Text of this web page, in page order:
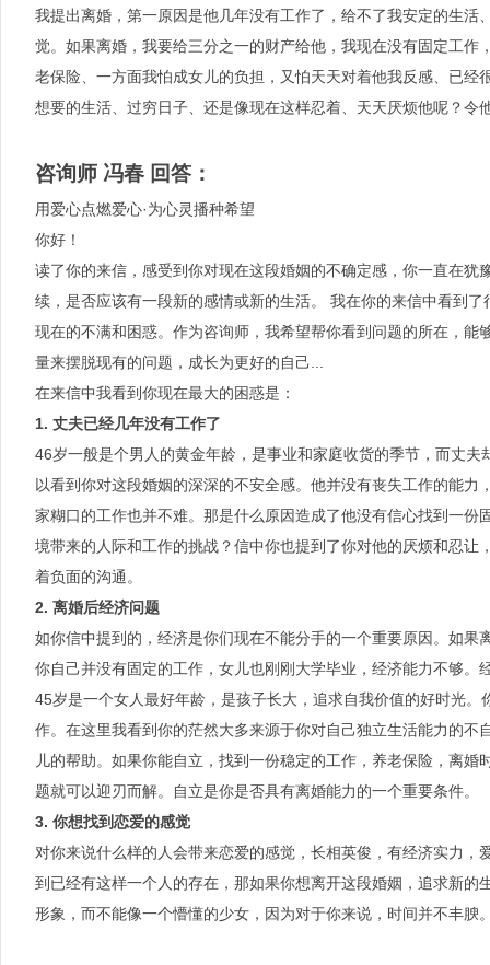
我提出离婚，第一原因是他几年没有工作了，给不了我安定的生活
觉。如果离婚，我要给三分之一的财产给他，我现在没有固定工作
老保险、一方面我怕成女儿的负担，又怕天天对着他我反感、已经
想要的生活、过穷日子、还是像现在这样忍着、天天厌烦他呢？令
咨询师 冯春 回答：
用爱心点燃爱心·为心灵播种希望
你好！
读了你的来信，感受到你对现在这段婚姻的不确定感，你一直在犹
续，是否应该有一段新的感情或新的生活。 我在你的来信中看到
现在的不满和困惑。作为咨询师，我希望帮你看到问题的所在，能
量来摆脱现有的问题，成长为更好的自己...
在来信中我看到你现在最大的困惑是：
1. 丈夫已经几年没有工作了
46岁一般是个男人的黄金年龄，是事业和家庭收货的季节，而丈夫
以看到你对这段婚姻的深深的不安全感。他并没有丧失工作的能力
家糊口的工作也并不难。那是什么原因造成了他没有信心找到一份
境带来的人际和工作的挑战？信中你也提到了你对他的厌烦和忍让
着负面的沟通。
2. 离婚后经济问题
如你信中提到的，经济是你们现在不能分手的一个重要原因。如果
你自己并没有固定的工作，女儿也刚刚大学毕业，经济能力不够。
45岁是一个女人最好年龄，是孩子长大，追求自我价值的好时光。
作。在这里我看到你的茫然大多来源于你对自己独立生活能力的不
儿的帮助。如果你能自立，找到一份稳定的工作，养老保险，离婚
题就可以迎刃而解。自立是你是否具有离婚能力的一个重要条件。
3. 你想找到恋爱的感觉
对你来说什么样的人会带来恋爱的感觉，长相英俊，有经济实力，
到已经有这样一个人的存在，那如果你想离开这段婚姻，追求新的
形象，而不能像一个懵懂的少女，因为对于你来说，时间并不丰腴